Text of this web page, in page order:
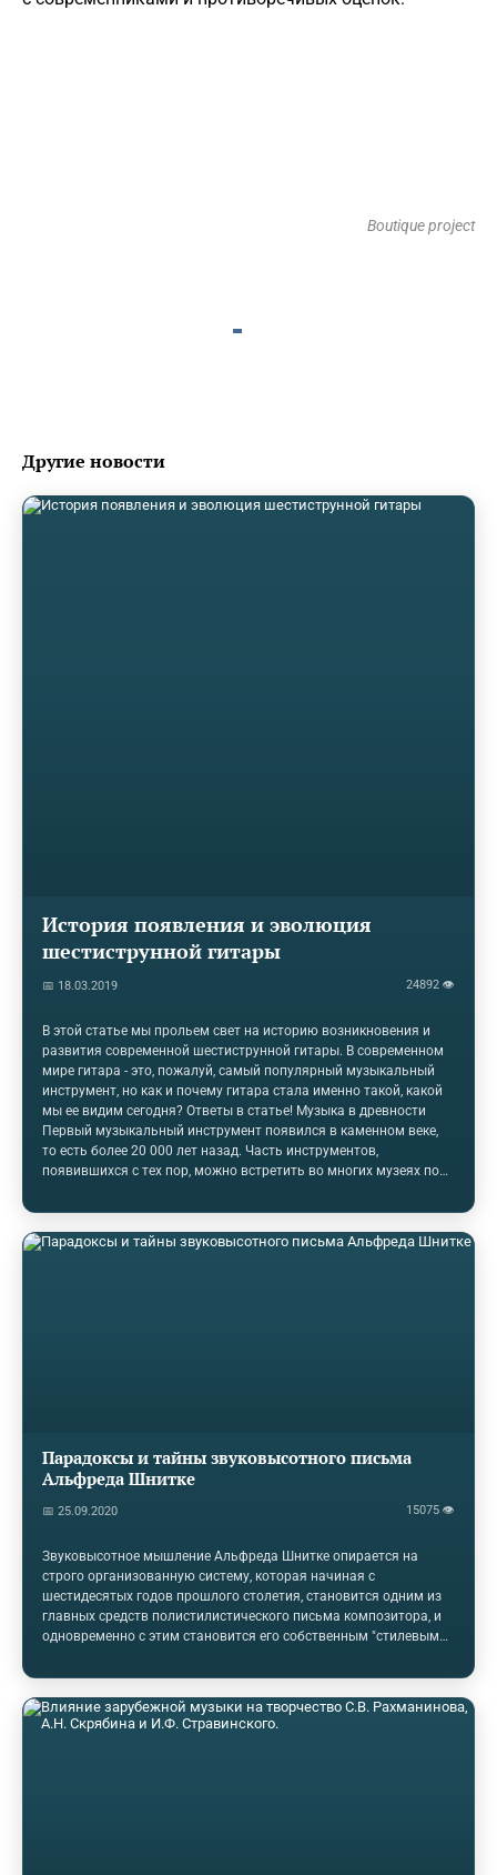
Boutique project
Другие новости
История появления и эволюция
шестиструнной гитары
📅 18.03.2019 24892 👁
В этой статье мы прольем свет на историю возникновения и
развития современной шестиструнной гитары. В современном
мире гитара - это, пожалуй, самый популярный музыкальный
инструмент, но как и почему гитара стала именно такой, какой
мы ее видим сегодня? Ответы в статье! Музыка в древности
Первый музыкальный инструмент появился в каменном веке,
то есть более 20 000 лет назад. Часть инструментов,
появившихся с тех пор, можно встретить во многих музеях по
музыкальных инструмента - это свисток и дудка. Впервые они
были найдены в пещере Пекарна в Моравии. Свисток - это
простой кусок полой кости северного оленя с мундштуком на
Парадоксы и тайны звуковысотного письма
Альфреда Шнитке
📅 25.09.2020 15075 👁
Звуковысотное мышление Альфреда Шнитке опирается на
строго организованную систему, которая начиная с
шестидесятых годов прошлого столетия, становится одним из
главных средств полистилистического письма композитора, и
одновременно с этим становится его собственным "стилевым
и в тоже время строго организованную звуковысотную
систему. Как композитор два абсолютно полярных понятия
смог объединить в своих произведениях? При
полистилистическом методе, как известно, в рамках одной